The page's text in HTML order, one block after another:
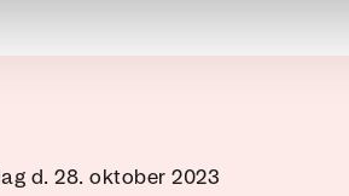
d. 28. oktober 2023